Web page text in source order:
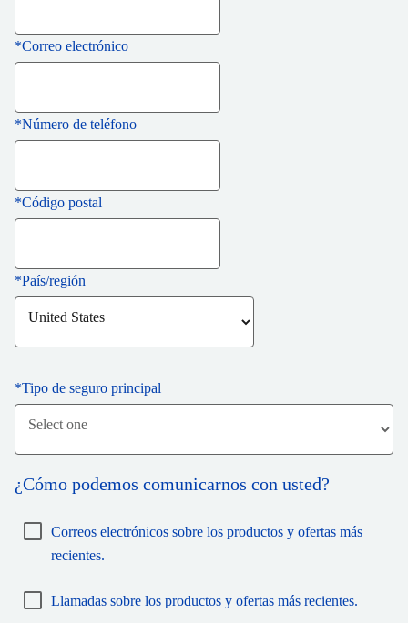
*Correo electrónico
*Número de teléfono
*Código postal
*País/región
*Tipo de seguro principal
¿Cómo podemos comunicarnos con usted?
Correos electrónicos sobre los productos y ofertas más
recientes.
Llamadas sobre los productos y ofertas más recientes.